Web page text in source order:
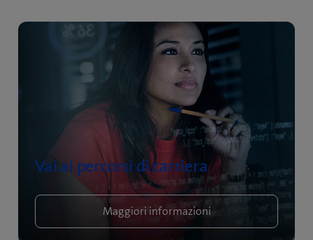
Vai ai percorsi di carriera
Maggiori informazioni